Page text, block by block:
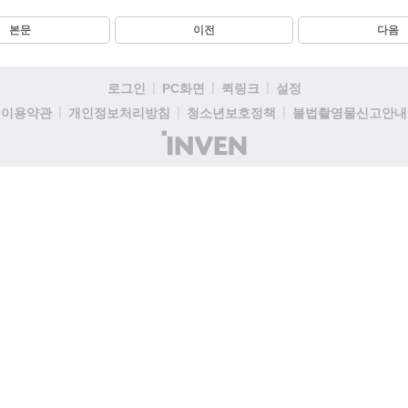
본문 이전 다음
로그인 PC화면 퀵링크
설정
이용약관
개인정보처리방침 청소년보호정책
불법촬영물신고안내
(주)
인